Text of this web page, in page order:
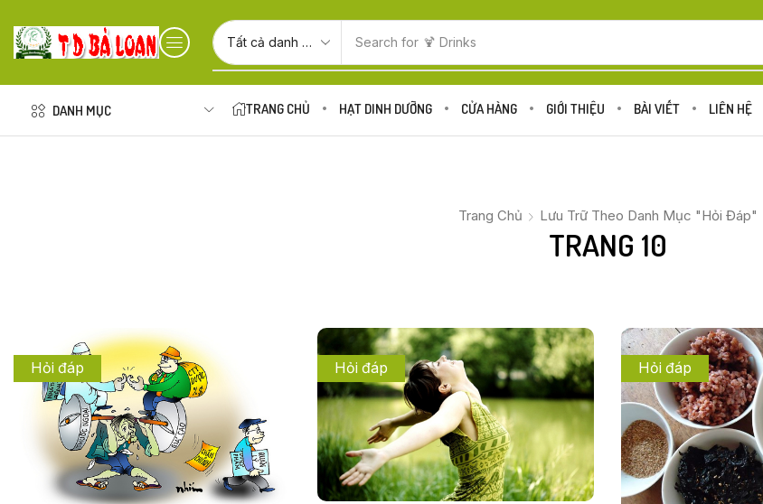
Search for 🍋 Fruits
DANH MỤC TRANG CHỦ HẠT DINH DƯỠNG CỬA HÀNG GIỚI THIỆU BÀI VIẾT LIÊN HỆ
Trang Chủ Lưu Trữ Theo Danh Mục "Hỏi Đáp"
TRANG 10
Hỏi đáp Hỏi đáp Hỏi đáp